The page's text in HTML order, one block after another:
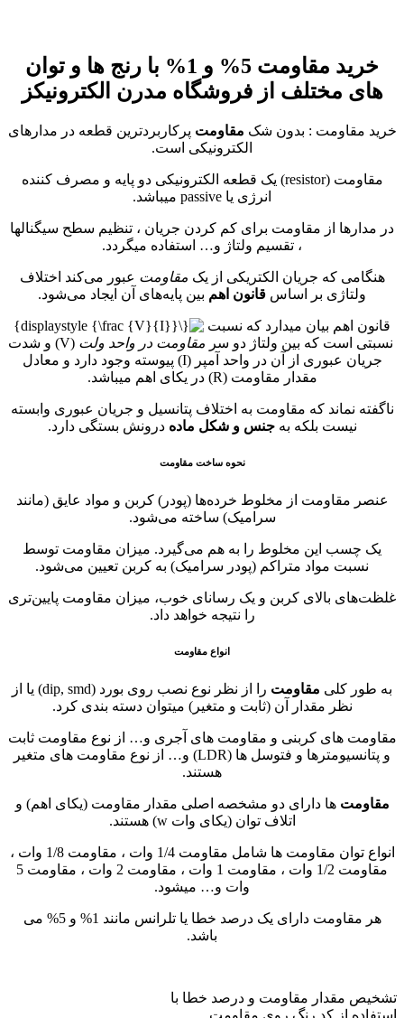
خرید مقاومت 5% و 1% با رنج ها و توان
های مختلف از فروشگاه مدرن الکترونیکز
خرید مقاومت : بدون شک مقاومت پرکاربردترین قطعه در مدارهای
الکترونیکی است.
مقاومت (resistor) یک قطعه الکترونیکی دو پایه و مصرف کننده
انرژی یا passive میباشد.
در مدارها از مقاومت برای کم کردن جریان ، تنظیم سطح سیگنالها
، تقسیم ولتاژ و… استفاده میگردد.
هنگامی که جریان الکتریکی از یک مقاومت عبور می‌کند اختلاف
ولتاژی بر اساس قانون اهم بین پایه‌های آن ایجاد می‌شود.
قانون اهم بیان میدارد که نسبت
نسبتی است که بین ولتاژ دو سر مقاومت در واحد ولت
(V) و شدت
جریان عبوری از آن در واحد آمپر (I) پیوسته وجود دارد و معادل
مقدار مقاومت (R) در یکای اهم میباشد.
ناگفته نماند که مقاومت به اختلاف پتانسیل و جریان عبوری وابسته
نیست بلکه بهجنس و شکل ماده درونش بستگی دارد.
نحوه ساخت مقاومت
عنصر مقاومت از مخلوط خرده‌ها (پودر) کربن و مواد عایق (مانند
سرامیک) ساخته می‌شود.
یک چسب این مخلوط را به هم می‌گیرد. میزان مقاومت توسط
نسبت مواد متراکم (پودر سرامیک) به کربن تعیین می‌شود.
غلظت‌های بالای کربن و یک رسانای خوب، میزان مقاومت پایین‌تری
را نتیجه خواهد داد.
انواع مقاومت
به طور کلی مقاومت
را از نظر نوع نصب روی بورد (dip, smd) یا از
نظر مقدار آن (ثابت و متغیر) میتوان دسته بندی کرد.
مقاومت های کربنی و مقاومت های آجری و… از نوع مقاومت ثابت
و پتانسیومترها و فتوسل ها (LDR) و… از نوع مقاومت های متغیر
هستند.
مقاومت ها دارای دو مشخصه اصلی مقدار مقاومت (یکای اهم) و
اتلاف توان (یکای وات w) هستند.
انواع توان مقاومت ها شامل مقاومت 1/4 وات ، مقاومت 1/8 وات ،
مقاومت 1/2 وات ، مقاومت 1 وات ، مقاومت 2 وات ، مقاومت 5
وات و… میشود.
هر مقاومت دارای یک درصد خطا یا تلرانس مانند 1% و 5% می
باشد.
تشخیص مقدار مقاومت و درصد خطا با
استفاده از کد رنگ روی مقاومت